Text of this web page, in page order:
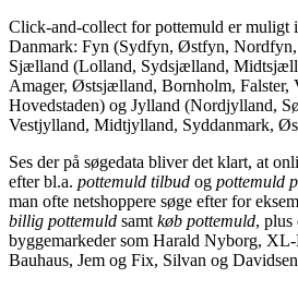
Click-and-collect for pottemuld er muligt
Danmark: Fyn (Sydfyn, Østfyn,
Sjælland (Lolland, Sydsjælland,
Amager, Østsjælland, Bornholm, Falster,
Hovedstaden) og Jylland (Nordjylland,
Vestjylland, Midtjylland, Syddanmark,
Ses der på søgedata bliver det klart, at
efter bl.a. pottemuld tilbud og pottemuld
man ofte netshoppere søge efter for
billig pottemuld samt køb pottemuld, plus
byggemarkeder som Harald Nyborg,
Bauhaus, Jem og Fix, Silvan og